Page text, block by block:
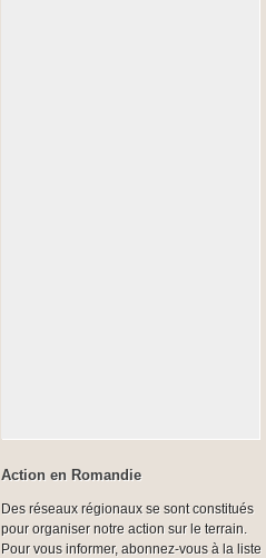
Action en Romandie
Des réseaux régionaux se sont constitués
pour organiser notre action sur le terrain.
Pour vous informer, abonnez-vous à la liste